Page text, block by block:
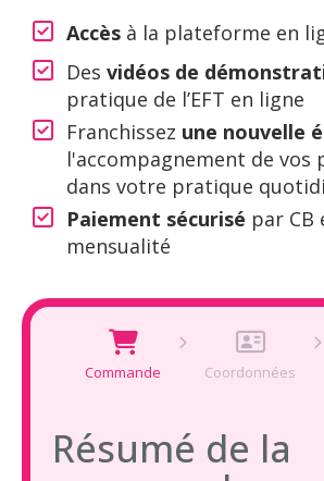
Accès à la plateforme en
Des vidéos de
pratique de l’EFT en ligne
Franchissez une nouvelle
l'accompagnement de vos
dans votre pratique
Paiement sécurisé par CB
mensualité
Commande Coordonnées
Résumé de la